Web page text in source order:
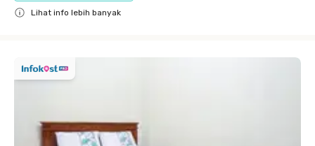
Lihat info lebih banyak